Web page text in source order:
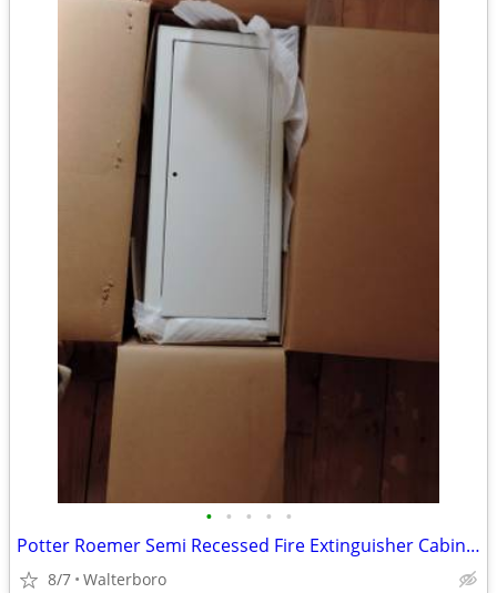
• • • • •
Potter Roemer Semi Recessed Fire Extinguisher Cabinet FRC7023-F Steel
8/7 Walterboro